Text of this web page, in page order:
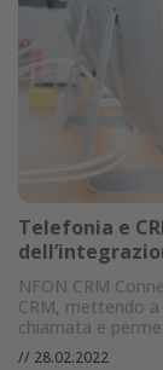
Telefonia e
NFON CRM
CRM, mettendo
chiamata e
// 28.02.2022